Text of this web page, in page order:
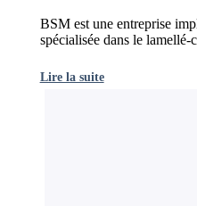
BSM est une entreprise
spécialisée dans le lamellé-
Lire la suite